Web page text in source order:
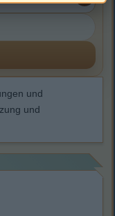
und
und